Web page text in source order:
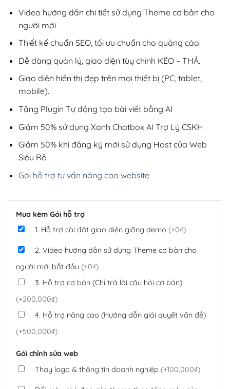
Video hướng dẫn chi tiết sử dụng Theme cơ bản cho
người mới
Thiết kế chuẩn SEO, tối ưu chuẩn cho quảng cáo.
Dễ dàng quản lý, giao diện tùy chỉnh KÉO – THẢ.
Giao diện hiển thị đẹp trên mọi thiết bị (PC, tablet,
mobile).
Tặng Plugin Tự động tạo bài viết bằng AI
Giảm 50% sử dụng Xanh Chatbox AI Trợ Lý CSKH
Giảm 50% khi đăng ký mới sử dụng Host của Web
Siêu Rẻ
Gói hỗ trợ tư vấn nâng cao website
Mua kèm Gói hỗ trợ
1. Hỗ trợ cài đặt giao diện giống demo (+0₫)
2. Video hướng dẫn sử dụng Theme cơ bản cho
người mới bắt đầu (+0₫)
3. Hỗ trợ cơ bản (Chỉ trả lời câu hỏi cơ bản)
(+200,000₫)
4. Hỗ trợ nâng cao (Hướng dẫn giải quyết vấn đề)
(+500,000₫)
Gói chỉnh sửa web
Thay logo & thông tin doanh nghiệp (+100,000₫)